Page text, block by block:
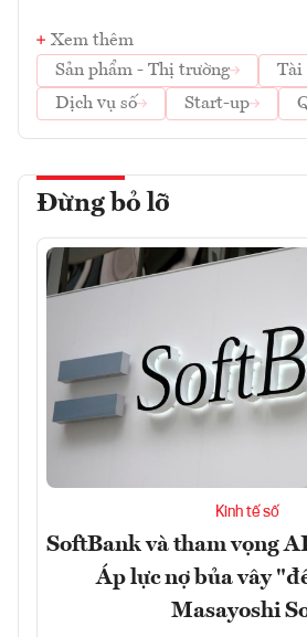
Xem thêm
Sản phẩm - Thị trường
Tài
Dịch vụ số
Start-up
Đừng bỏ lỡ
Kinh tế số
SoftBank và tham vọng
Áp lực nợ bủa vây
Masayoshi